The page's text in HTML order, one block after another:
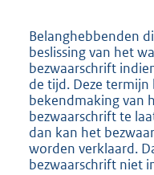
Belanghebbenden
beslissing van het
bezwaarschrift
de tijd. Deze
bekendmaking van
bezwaarschrift te
dan kan het
worden verklaard.
bezwaarschrift niet